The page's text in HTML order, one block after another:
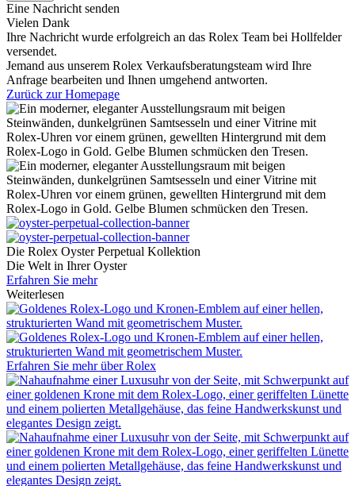
Eine Nachricht senden
Vielen Dank
Ihre Nachricht wurde erfolgreich an das Rolex Team bei Hollfelder
versendet.
Jemand aus unserem Rolex Verkaufsberatungsteam wird Ihre
Anfrage bearbeiten und Ihnen umgehend antworten.
Zurück zur Homepage
Die Rolex Oyster Perpetual Kollektion
Die Welt in Ihrer Oyster
Erfahren Sie mehr
Weiterlesen
Erfahren Sie mehr überRolex